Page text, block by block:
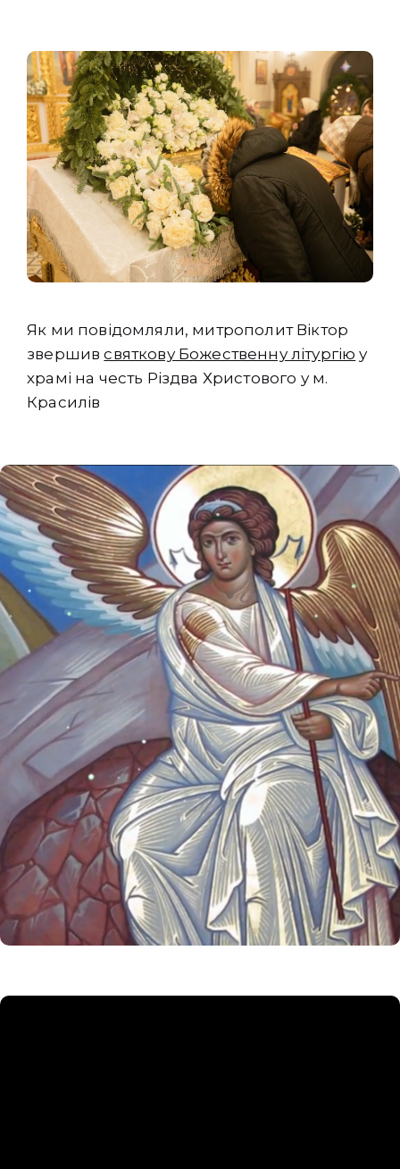
Як ми повідомляли, митрополит Віктор
звершивсвяткову Божественну літургію у
храмі на честь Різдва Христового у м.
Красилів